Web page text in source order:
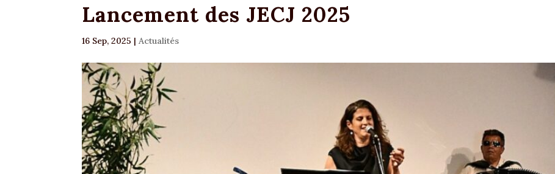
Lancement des JECJ 2025
16 Sep, 2025 | Actualités